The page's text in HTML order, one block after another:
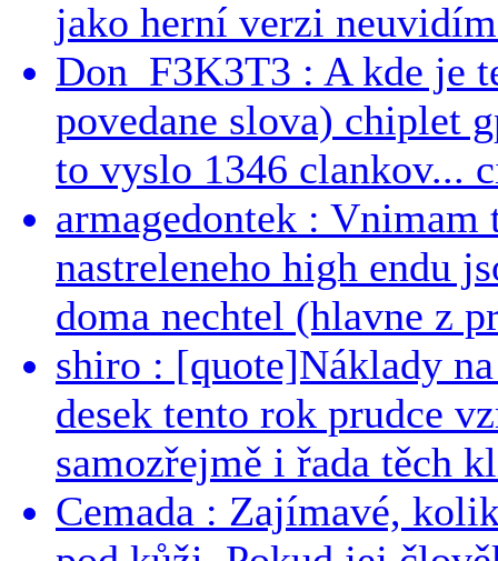
jako herní verzi
Don_F3K3T3 : A kde je
povedane slova) chiplet
to vyslo 1346 clankov...
armagedontek : Vnimam
nastreleneho high endu
doma nechtel (hlavne z
shiro : [quote]Náklady
desek tento rok prudce
samozřejmě i řada těch
Cemada : Zajímavé,